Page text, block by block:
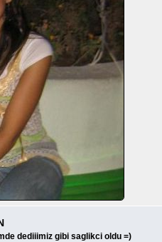
dediiimiz gibi saglikci oldu =)